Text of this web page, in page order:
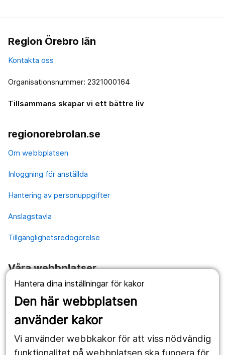
Hantera dina inställningar för kakor
Den här webbplatsen
använder kakor
Vi använder webbkakor för att viss nödvändig
funktionalitet på webbplatsen ska fungera för
Region Örebro län
Kontakta oss
Organisationsnummer: 2321000164
Tillsammans skapar vi ett bättre liv
regionorebrolan.se
Om webbplatsen
Inloggning för anställda
Hantering av personuppgifter
Anslagstavla
Tillgänglighetsredogörelse
Våra webbplatser
1177.se
Länstrafiken
Utveckling